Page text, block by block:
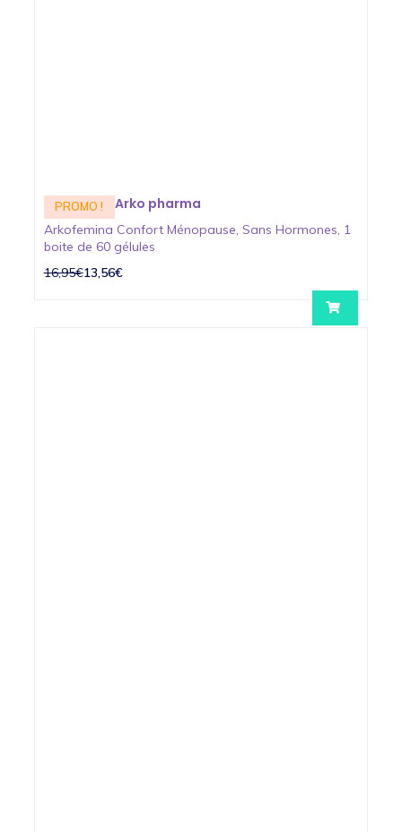
PROMO ! Arko pharma
Arkofemina Confort Ménopause, Sans Hormones, 1
boite de 60 gélules
16,95€13,56€